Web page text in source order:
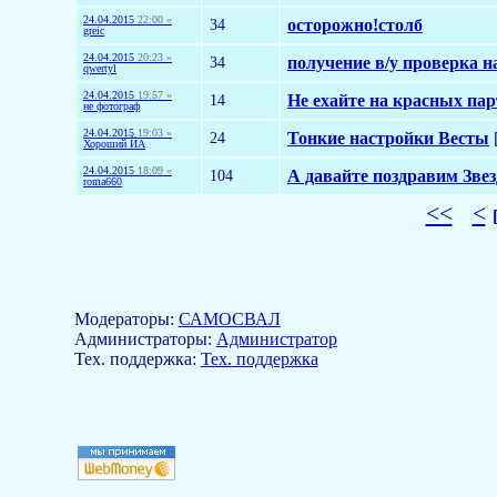
24.04.2015 22:00 »
greic
34 осторожно!столб
24.04.2015 20:23 »
qwertyl
34 получение в/у проверка
24.04.2015 19:57 »
не фотограф
14 Не ехайте на красных
24.04.2015 19:03 »
Хороший ЙА
24 Тонкие настройки Весты
24.04.2015 18:09 »
roma660
104 А давайте поздравим
<< <
Модераторы: САМОСВАЛ
Aдминистраторы: Администратор
Тех. поддержка: Тех. поддержка